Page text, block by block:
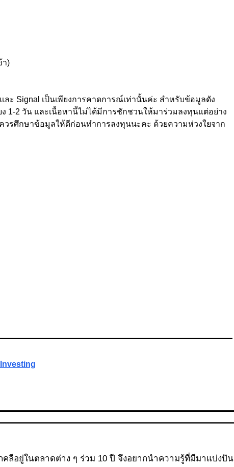
า)
ะ Signal เป็นเพียงการคาดการณ์เท่านั้นค่ะ สำหรับข้อมูลดัง
ง 1-2 วัน และเนื้อหานี้ไม่ได้มีการชักชวนให้มาร่วมลงทุนแต่อย่าง
วรศึกษาข้อมูลให้ดีก่อนทำการลงทุนนะคะ ด้วยความห่วงใยจาก
Investing
ลีอยู่ในตลาดต่าง ๆ ร่วม 10 ปี จึงอยากนำความรู้ที่มีมาแบ่งปัน